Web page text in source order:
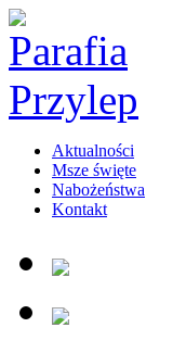
Aktualności
Msze święte
Nabożeństwa
Kontakt